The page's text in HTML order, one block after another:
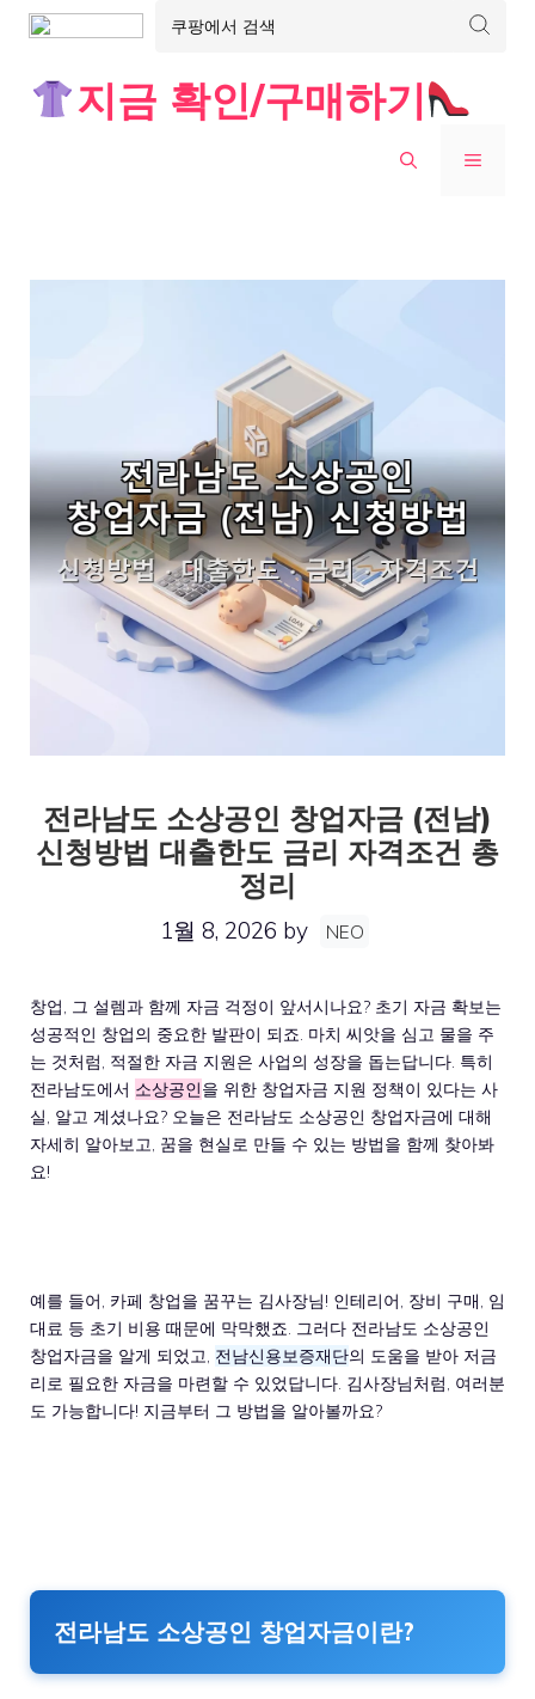
지금 확인/구매하기
MENU
전라남도 소상공인 창업자금 (전남)
신청방법 대출한도 금리 자격조건 총
정리
1월 8, 2026 by NEO
창업, 그 설렘과 함께 자금 걱정이 앞서시나요? 초기 자금 확보는
성공적인 창업의 중요한 발판이 되죠. 마치 씨앗을 심고 물을 주
는 것처럼, 적절한 자금 지원은 사업의 성장을 돕는답니다. 특히
전라남도에서 소상공인을 위한 창업자금 지원 정책이 있다는 사
실, 알고 계셨나요? 오늘은 전라남도 소상공인 창업자금에 대해
자세히 알아보고, 꿈을 현실로 만들 수 있는 방법을 함께 찾아봐
요!
예를 들어, 카페 창업을 꿈꾸는 김사장님! 인테리어, 장비 구매, 임
대료 등 초기 비용 때문에 막막했죠. 그러다 전라남도 소상공인
창업자금을 알게 되었고, 전남신용보증재단의 도움을 받아 저금
리로 필요한 자금을 마련할 수 있었답니다. 김사장님처럼, 여러분
도 가능합니다! 지금부터 그 방법을 알아볼까요?
전라남도 소상공인 창업자금이란?